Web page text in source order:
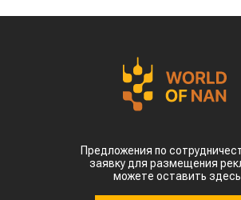
Предложения по
заявку для размещения
можете оставить